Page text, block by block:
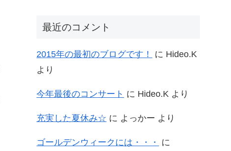
最近のコメント
2015年の最初のブログです！ に Hideo.K
より
今年最後のコンサート に Hideo.K より
充実した夏休み☆ に よっかー より
ゴールデンウィークには・・・
に